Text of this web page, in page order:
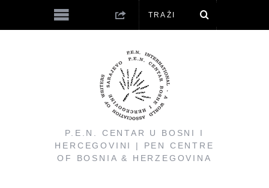
P.E.N. CENTAR U BOSNI I
HERCEGOVINI | PEN CENTRE
OF BOSNIA & HERZEGOVINA